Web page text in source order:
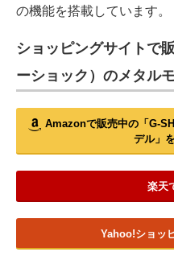
の機能を搭載しています。
ショッピングサイトで
ーショック）のメタル
Amazonで販売中の「G-
デル」
楽天
Yahoo!ショッ